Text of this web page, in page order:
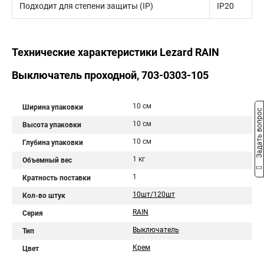
Подходит для степени защиты (IP) IP20
Технические характеристики Lezard RAIN
Выключатель проходной, 703-0303-105
Ширина упаковки 10 см
Высота упаковки 10 см
Глубина упаковки 10 см
Объемный вес 1 кг
Кратность поставки 1
Кол-во штук 10шт/120шт
Серия RAIN
Тип Выключатель
Цвет Крем
Задать вопрос